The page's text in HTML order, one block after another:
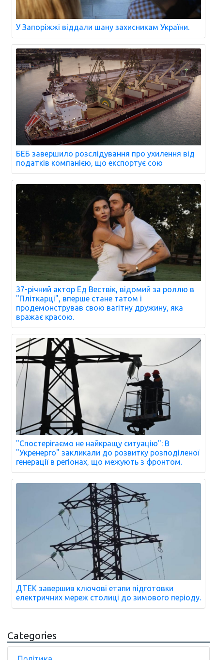
У Запоріжжі віддали шану захисникам України.
БЕБ завершило розслідування про ухилення від
податків компанією, що експортує сою
37-річний актор Ед Вествік, відомий за роллю в
"Пліткарці", вперше стане татом і
продемонстрував свою вагітну дружину, яка
вражає красою.
"Спостерігаємо не найкращу ситуацію": В
"Укренерго" закликали до розвитку розподіленої
генерації в регіонах, що межують з фронтом.
ДТЕК завершив ключові етапи підготовки
електричних мереж столиці до зимового періоду.
Categories